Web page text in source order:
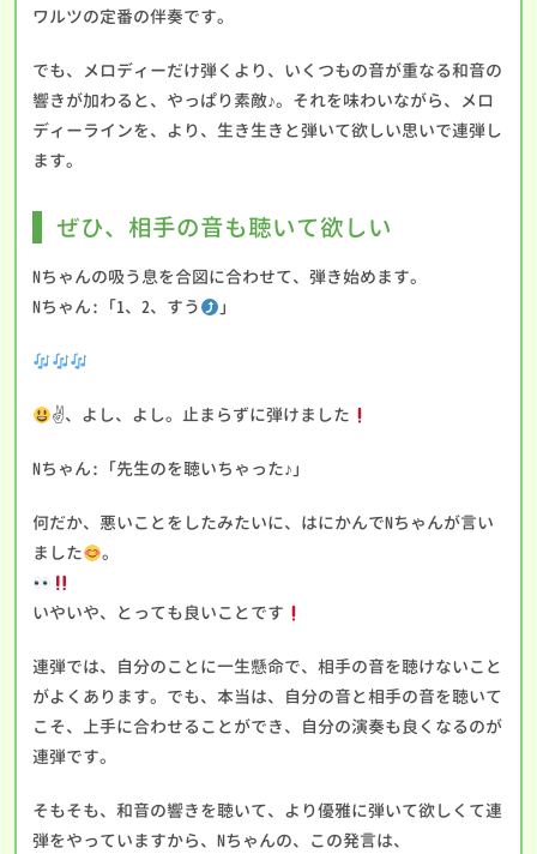
ワルツの定番の伴奏です。
でも、メロディーだけ弾くより、いくつもの音が重なる和音の
響きが加わると、やっぱり素敵♪。それを味わいながら、メロ
ディーラインを、より、生き生きと弾いて欲しい思いで連弾し
ます。
ぜひ、相手の音も聴いて欲しい
Nちゃんの吸う息を合図に合わせて、弾き始めます。
Nちゃん:「1、2、すう
」
✌、よし、よし。止まらずに弾けました
Nちゃん:「先生のを聴いちゃった♪」
何だか、悪いことをしたみたいに、はにかんでNちゃんが言い
ました
。
いやいや、とっても良いことです
連弾では、自分のことに一生懸命で、相手の音を聴けないこと
がよくあります。でも、本当は、自分の音と相手の音を聴いて
こそ、上手に合わせることができ、自分の演奏も良くなるのが
連弾です。
そもそも、和音の響きを聴いて、より優雅に弾いて欲しくて連
弾をやっていますから、Nちゃんの、この発言は、